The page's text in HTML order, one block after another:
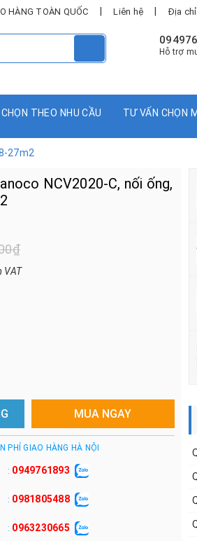
HÀNG TOÀN QUỐC Liên hệ Địa
Hỗ trợ
CHỌN THEO NHU CẦU TƯ VẤN CHỌN
27m2
NCV2020-C, nối ống,
VAT
MUA NGAY
PHÍ GIAO HÀNG HÀ NỘI
: 0949761893
: 0981805488
: 0963230665